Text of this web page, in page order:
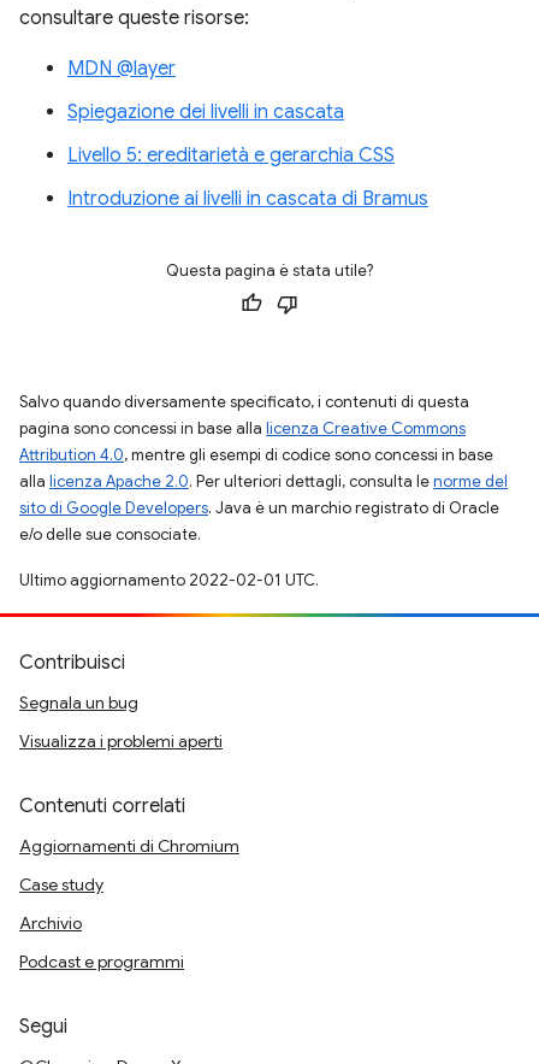
consultare queste risorse:
MDN @layer
Spiegazione dei livelli in cascata
Livello 5: ereditarietà e gerarchia CSS
Introduzione ai livelli in cascata di Bramus
Questa pagina è stata utile?
Salvo quando diversamente specificato, i contenuti di questa
pagina sono concessi in base alla licenza Creative Commons
Attribution 4.0, mentre gli esempi di codice sono concessi in base
alla licenza Apache 2.0. Per ulteriori dettagli, consulta lenorme del
sito di Google Developers. Java è un marchio registrato di Oracle
e/o delle sue consociate.
Ultimo aggiornamento 2022-02-01 UTC.
Contribuisci
Segnala un bug
Visualizza i problemi aperti
Contenuti correlati
Aggiornamenti di Chromium
Case study
Archivio
Podcast e programmi
Segui